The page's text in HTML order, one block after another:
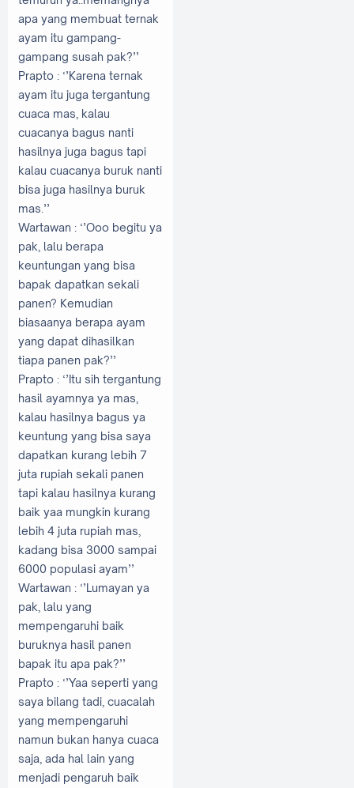
apa yang membuat ternak
ayam itu gampang-
gampang susah pak?’’
Prapto : ‘’Karena ternak
ayam itu juga tergantung
cuaca mas, kalau
cuacanya bagus nanti
hasilnya juga bagus tapi
kalau cuacanya buruk nanti
bisa juga hasilnya buruk
mas.’’
Wartawan : ‘’Ooo begitu ya
pak, lalu berapa
keuntungan yang bisa
bapak dapatkan sekali
panen? Kemudian
biasaanya berapa ayam
yang dapat dihasilkan
tiapa panen pak?’’
Prapto : ‘’Itu sih tergantung
hasil ayamnya ya mas,
kalau hasilnya bagus ya
keuntung yang bisa saya
dapatkan kurang lebih 7
juta rupiah sekali panen
tapi kalau hasilnya kurang
baik yaa mungkin kurang
lebih 4 juta rupiah mas,
kadang bisa 3000 sampai
6000 populasi ayam’’
Wartawan : ‘’Lumayan ya
pak, lalu yang
mempengaruhi baik
buruknya hasil panen
bapak itu apa pak?’’
Prapto : ‘’Yaa seperti yang
saya bilang tadi, cuacalah
yang mempengaruhi
namun bukan hanya cuaca
saja, ada hal lain yang
menjadi pengaruh baik